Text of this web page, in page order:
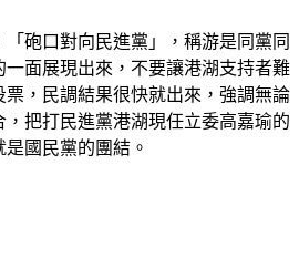
砲口對向民進黨」，稱游是同黨同
面展現出來，不要讓港湖支持者難
，民調結果很快就出來，強調無論
把打民進黨港湖現任立委高嘉瑜的
國民黨的團結。